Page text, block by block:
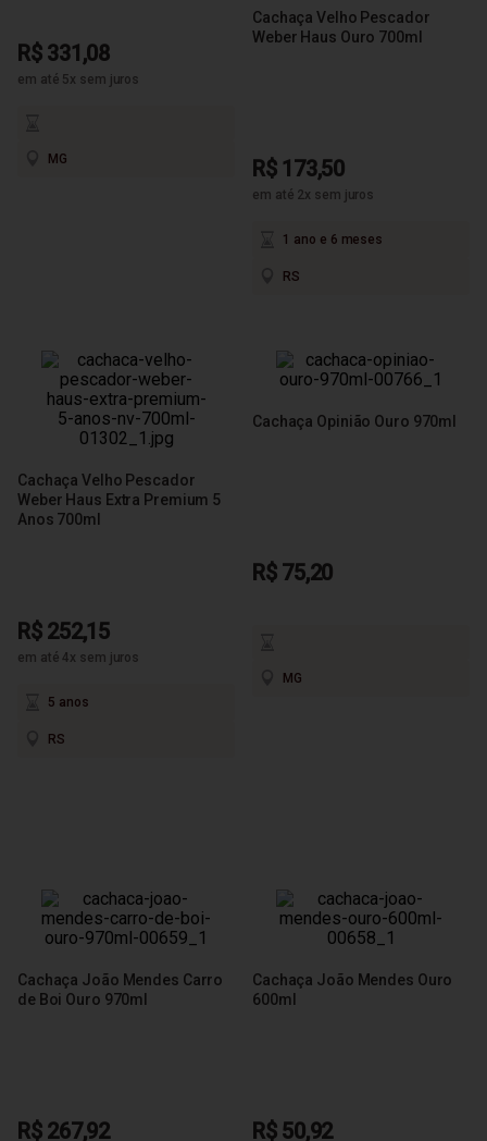
R$ 331,08
em até 5x sem juros
MG
Cachaça Velho Pescador
Weber Haus Ouro 700ml
R$ 173,50
em até 2x sem juros
1 ano e 6 meses
RS
Cachaça Velho Pescador
Weber Haus Extra Premium 5
Anos 700ml
R$ 252,15
em até 4x sem juros
5 anos
RS
Cachaça Opinião Ouro 970ml
R$ 75,20
MG
Cachaça João Mendes Carro
de Boi Ouro 970ml
R$ 267,92
Cachaça João Mendes Ouro
600ml
R$ 50,92